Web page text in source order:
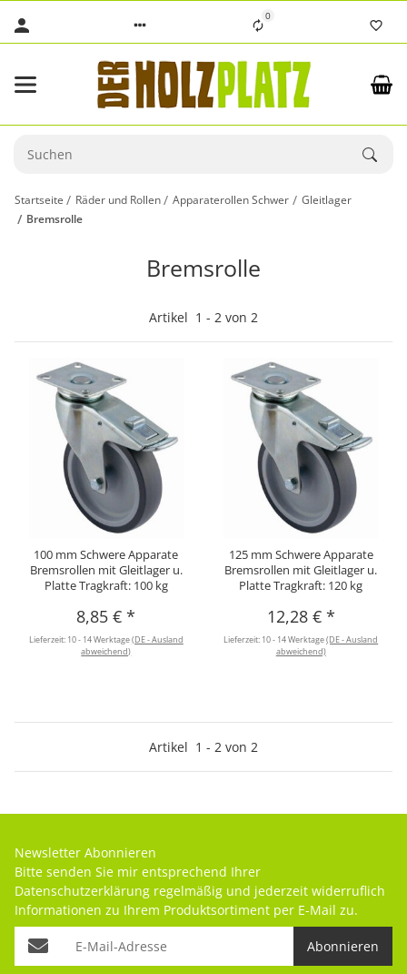
0
Startseite Räder und Rollen Apparaterollen Schwer
Gleitlager
Bremsrolle
Bremsrolle
Artikel 1 - 2 von 2
100 mm Schwere Apparate
Bremsrollen mit Gleitlager u.
Platte Tragkraft: 100 kg
8,85 €*
Lieferzeit: 10 - 14 Werktage(DE - Ausland
abweichend)
125 mm Schwere Apparate
Bremsrollen mit Gleitlager u.
Platte Tragkraft: 120 kg
12,28 € *
Lieferzeit: 10 - 14 Werktage(DE - Ausland
abweichend)
Artikel 1 - 2 von 2
Newsletter Abonnieren
Bitte senden Sie mir entsprechend Ihrer
Datenschutzerklärung regelmäßig und jederzeit widerruflich
Informationen zu Ihrem Produktsortiment per E-Mail zu.
Abonnieren